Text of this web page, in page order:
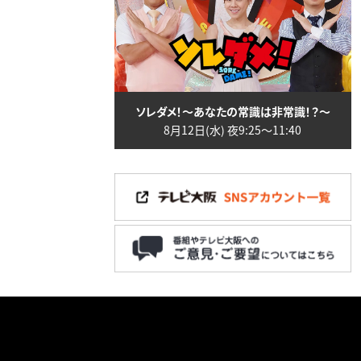
ソレダメ！～あなたの常識は非常識！？～
8月12日(水) 夜9:25〜11:40